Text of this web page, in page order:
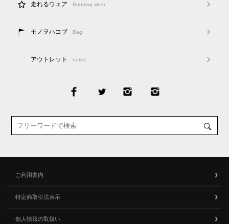
走れるウェア Running wear
モノヲハコブ Bag
アウトレット outlet
ご利用案内
特定商取引法表示
個人情報の取扱い